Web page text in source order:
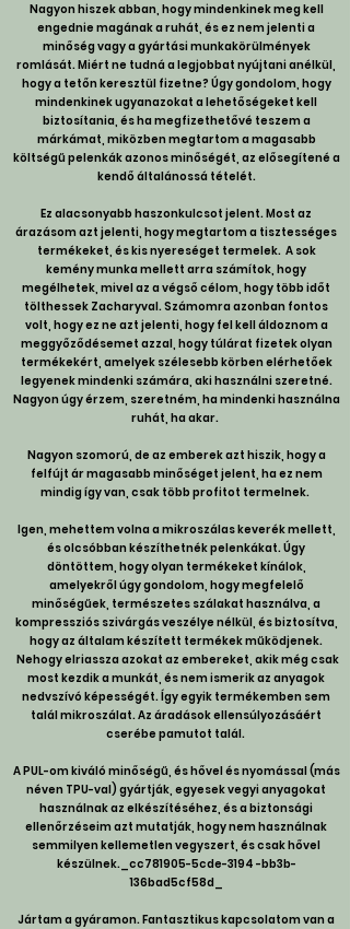
Nagyon hiszek abban, hogy mindenkinek meg kell
engednie magának a ruhát, és ez nem jelenti a
minőség vagy a gyártási munkakörülmények
romlását. Miért ne tudná a legjobbat nyújtani anélkül,
hogy a tetőn keresztül fizetne? Úgy gondolom, hogy
mindenkinek ugyanazokat a lehetőségeket kell
biztosítania, és ha megfizethetővé teszem a
márkámat, miközben megtartom a magasabb
költségű pelenkák azonos minőségét, az elősegítené a
kendő általánossá tételét.
Ez alacsonyabb haszonkulcsot jelent. Most az
árazásom azt jelenti, hogy megtartom a tisztességes
termékeket, és kis nyereséget termelek. A sok
kemény munka mellett arra számítok, hogy
megélhetek, mivel az a végső célom, hogy több időt
tölthessek Zacharyval. Számomra azonban fontos
volt, hogy ez ne azt jelenti, hogy fel kell áldoznom a
meggyőződésemet azzal, hogy túlárat fizetek olyan
termékekért, amelyek szélesebb körben elérhetőek
legyenek mindenki számára, aki használni szeretné.
Nagyon úgy érzem, szeretném, ha mindenki használna
ruhát, ha akar.
Nagyon szomorú, de az emberek azt hiszik, hogy a
felfújt ár magasabb minőséget jelent, ha ez nem
mindig így van, csak több profitot termelnek.
Igen, mehettem volna a mikroszálas keverék mellett,
és olcsóbban készíthetnék pelenkákat. Úgy
döntöttem, hogy olyan termékeket kínálok,
amelyekről úgy gondolom, hogy megfelelő
minőségűek, természetes szálakat használva, a
kompressziós szivárgás veszélye nélkül, és biztosítva,
hogy az általam készített termékek működjenek.
Nehogy elriassza azokat az embereket, akik még csak
most kezdik a munkát, és nem ismerik az anyagok
nedvszívó képességét. Így egyik termékemben sem
talál mikroszálat. Az áradások ellensúlyozásáért
cserébe pamutot talál.
A PUL-om kiváló minőségű, és hővel és nyomással (más
néven TPU-val) gyártják, egyesek vegyi anyagokat
használnak az elkészítéséhez, és a biztonsági
ellenőrzéseim azt mutatják, hogy nem használnak
semmilyen kellemetlen vegyszert, és csak hővel
készülnek._cc781905-5cde-3194 -bb3b-
136bad5cf58d_
Jártam a gyáramon. Fantasztikus kapcsolatom van a